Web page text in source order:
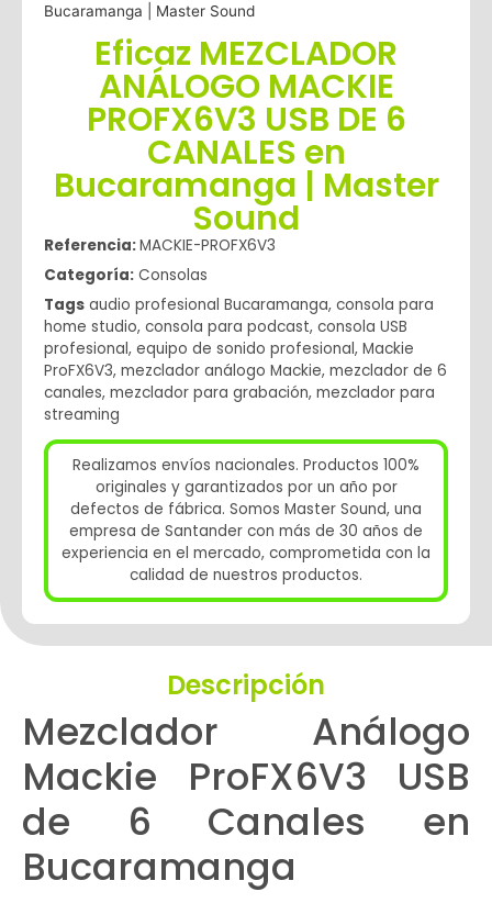
Bucaramanga | Master Sound
Eficaz MEZCLADOR
ANÁLOGO MACKIE
PROFX6V3 USB DE 6
CANALES en
Bucaramanga | Master
Sound
Referencia:MACKIE-PROFX6V3
Categoría: Consolas
Tags audio profesional Bucaramanga, consola para
home studio, consola para podcast, consola USB
profesional, equipo de sonido profesional, Mackie
ProFX6V3, mezclador análogo Mackie, mezclador de 6
canales, mezclador para grabación, mezclador para
streaming
Realizamos envíos nacionales. Productos 100%
originales y garantizados por un año por
defectos de fábrica. Somos Master Sound, una
empresa de Santander con más de 30 años de
experiencia en el mercado, comprometida con la
calidad de nuestros productos.
Descripción
Mezclador Análogo
Mackie ProFX6V3 USB
de 6 Canales en
Bucaramanga